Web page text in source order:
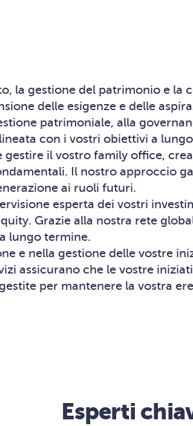
la gestione del patrimonio e la
delle esigenze e delle
patrimoniale, alla
con i vostri obiettivi a
il vostro family office,
Il nostro approccio
ai ruoli futuri.
esperta dei vostri
Grazie alla nostra rete
lungo termine.
e nella gestione delle vostre
assicurano che le vostre
per mantenere la vostra
Esperti